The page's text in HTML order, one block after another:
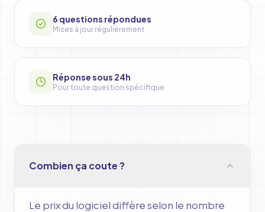
6 questions répondues
Mises à jour régulièrement
Réponse sous 24h
Pour toute question spécifique
Combien ça coute ?
Le prix du logiciel diffère selon le nombre